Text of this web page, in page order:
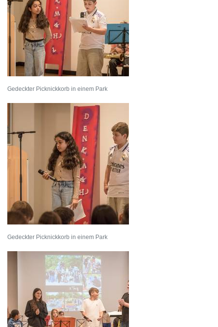
Gedeckter Picknickkorb in einem Park
Gedeckter Picknickkorb in einem Park